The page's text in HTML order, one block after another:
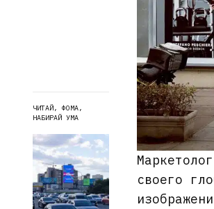
ЧИТАЙ, ФОМА,
НАБИРАЙ УМА
своего